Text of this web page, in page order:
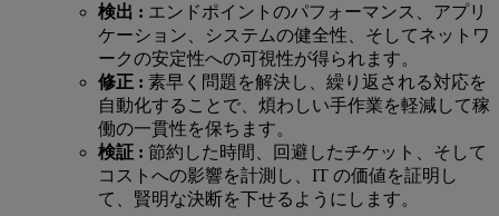
検出 : エンドポイントのパフォーマンス、アプリ
ケーション、システムの健全性、そしてネットワ
ークの安定性への可視性が得られます。
修正 : 素早く問題を解決し、繰り返される対応を
自動化することで、煩わしい手作業を軽減して稼
働の一貫性を保ちます。
検証 : 節約した時間、回避したチケット、そして
コストへの影響を計測し、IT の価値を証明し
て、賢明な決断を下せるようにします。